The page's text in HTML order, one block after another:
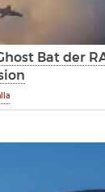
Bat der